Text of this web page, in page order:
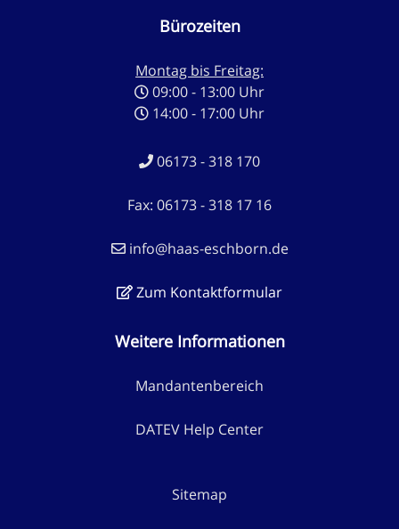
Bürozeiten
Montag bis Freitag:
09:00 - 13:00 Uhr
14:00 - 17:00 Uhr
06173 - 318 170
Fax: 06173 - 318 17 16
info@haas-eschborn.de
Zum Kontaktformular
Weitere Informationen
Mandantenbereich
DATEV Help Center
Sitemap